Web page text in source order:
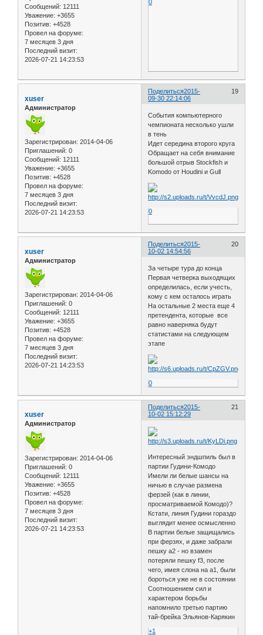
Сообщений: 12111
Уважение: +3655
Позитив: +4528
Провел на форуме:
7 месяцев 3 дня
Последний визит:
2026-07-21 14:23:53
0
Поделиться 19
2015-
09-30 22:14:06
xuser
Администратор
Зарегистрирован: 2014-04-06
Приглашений: 0
Сообщений: 12111
Уважение: +3655
Позитив: +4528
Провел на форуме:
7 месяцев 3 дня
Последний визит:
2026-07-21 14:23:53
События компьютерного
чемпионата несколько ушли
в тень
Идет середина второго круга
Обращает на себя внимание
большой отрыв Stockfish и
Komodo от Houdini и Gull
0
Поделиться 20
2015-
10-02 14:54:56
xuser
Администратор
Зарегистрирован: 2014-04-06
Приглашений: 0
Сообщений: 12111
Уважение: +3655
Позитив: +4528
Провел на форуме:
7 месяцев 3 дня
Последний визит:
2026-07-21 14:23:53
За четыре тура до конца
Первая четверка выходящих
определилась, если учесть,
кому с кем осталось играть
На остальные 2 места еще 4
претендента, которые все
равно наверняка будут
статистами на следующем
этапе
0
Поделиться 21
2015-
10-02 15:12:29
xuser
Администратор
Зарегистрирован: 2014-04-06
Приглашений: 0
Сообщений: 12111
Уважение: +3655
Позитив: +4528
Провел на форуме:
7 месяцев 3 дня
Последний визит:
2026-07-21 14:23:53
Интересный эндшпиль был в
партии Гудини-Комодо
Имели ли белые шансы на
ничью в случае размена
ферзей (как в линии,
просматриваемой Комодо)?
Кстати, линия Гудини гораздо
выглядит менее осмысленно
В партии белые защищались
при ферзях, и даже забрали
пешку a2 - но взамен
потеряли пешку f3, после
чего, имея слона на a1, были
бороться уже не в состоянии
Соотношением сил и
характером борьбы
напомнило третью партию
тай-брейка Эльянов-Карякин
+1